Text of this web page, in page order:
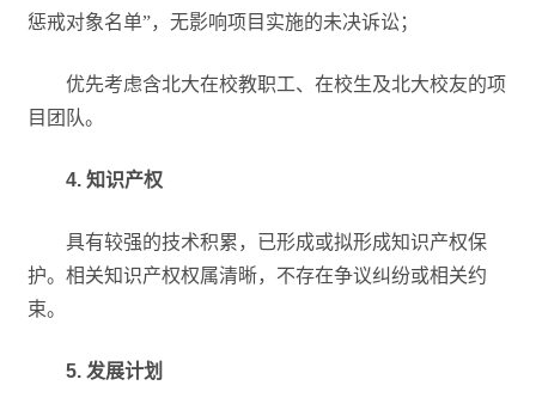
惩戒对象名单”，无影响项目实施的未决诉讼；
优先考虑含北大在校教职工、在校生及北大校友的项
目团队。
4. 知识产权
具有较强的技术积累，已形成或拟形成知识产权保
护。相关知识产权权属清晰，不存在争议纠纷或相关约
束。
5. 发展计划